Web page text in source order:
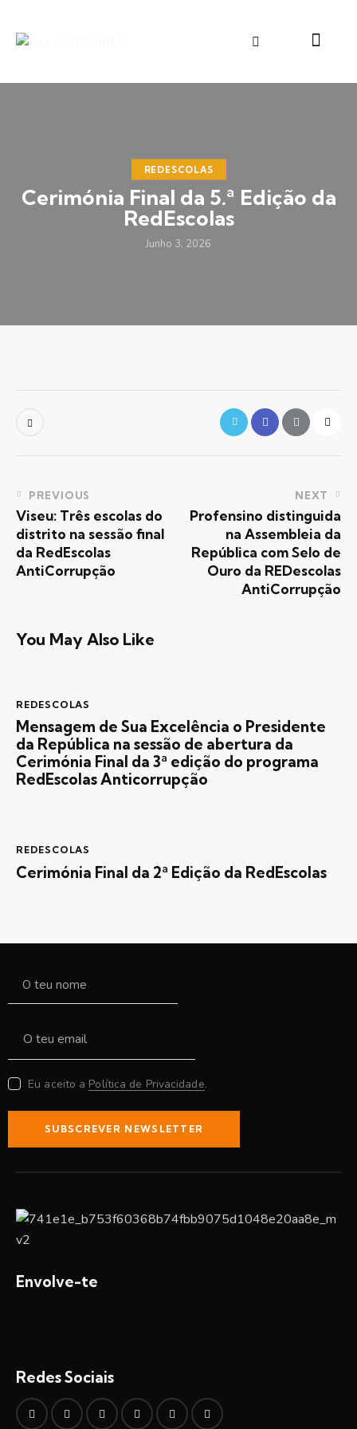
REDESCOLAS
Cerimónia Final da 5.ª Edição da
RedEscolas
Junho 3, 2026
PREVIOUS
Viseu: Três escolas do
distrito na sessão final
da RedEscolas
AntiCorrupção
NEXT
Profensino distinguida
na Assembleia da
República com Selo de
Ouro da REDescolas
AntiCorrupção
You May Also Like
REDESCOLAS
Mensagem de Sua Excelência o Presidente
da República na sessão de abertura da
Cerimónia Final da 3ª edição do programa
RedEscolas Anticorrupção
REDESCOLAS
Cerimónia Final da 2ª Edição da RedEscolas
Eu aceito a Política de Privacidade.
SUBSCREVER NEWSLETTER
Envolve-te
Redes Sociais